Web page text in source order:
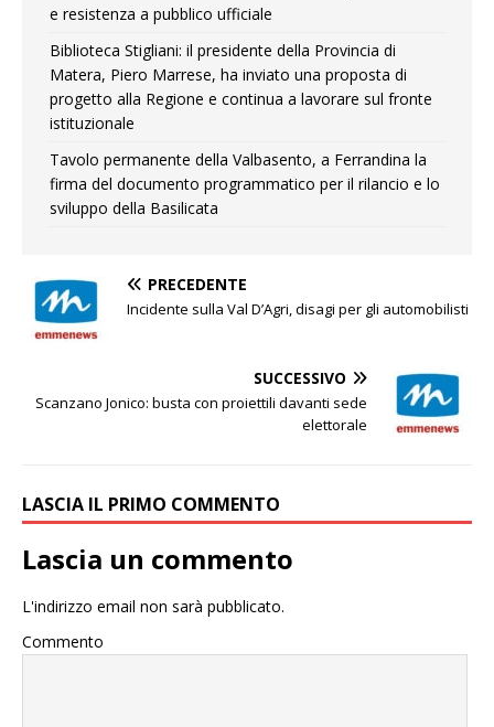
e resistenza a pubblico ufficiale
Biblioteca Stigliani: il presidente della Provincia di
Matera, Piero Marrese, ha inviato una proposta di
progetto alla Regione e continua a lavorare sul fronte
istituzionale
Tavolo permanente della Valbasento, a Ferrandina la
firma del documento programmatico per il rilancio e lo
sviluppo della Basilicata
PRECEDENTE
Incidente sulla Val D’Agri, disagi per gli automobilisti
SUCCESSIVO
Scanzano Jonico: busta con proiettili davanti sede
elettorale
LASCIA IL PRIMO COMMENTO
Lascia un commento
L'indirizzo email non sarà pubblicato.
Commento